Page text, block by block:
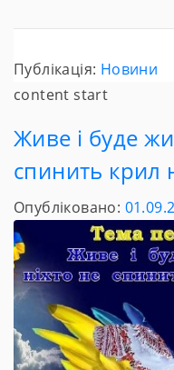
Публікація: Новини
content start
Живе і буде
спинить крил
Опубліковано: